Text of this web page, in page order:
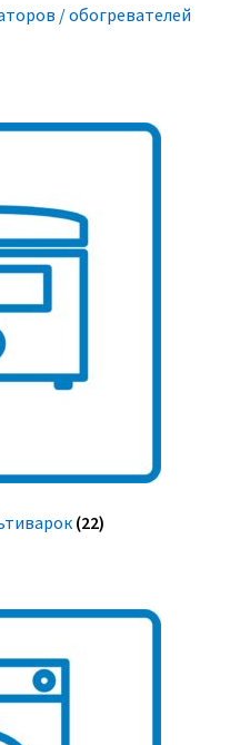
/ обогревателей
(22)